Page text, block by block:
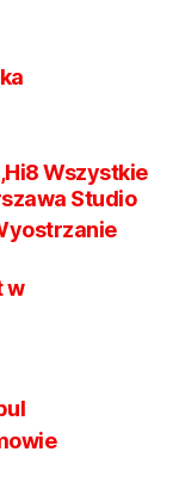
Wszystkie
Studio
w